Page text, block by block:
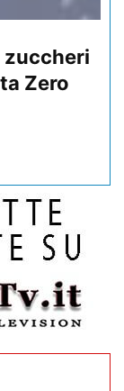
zuccheri
Zero